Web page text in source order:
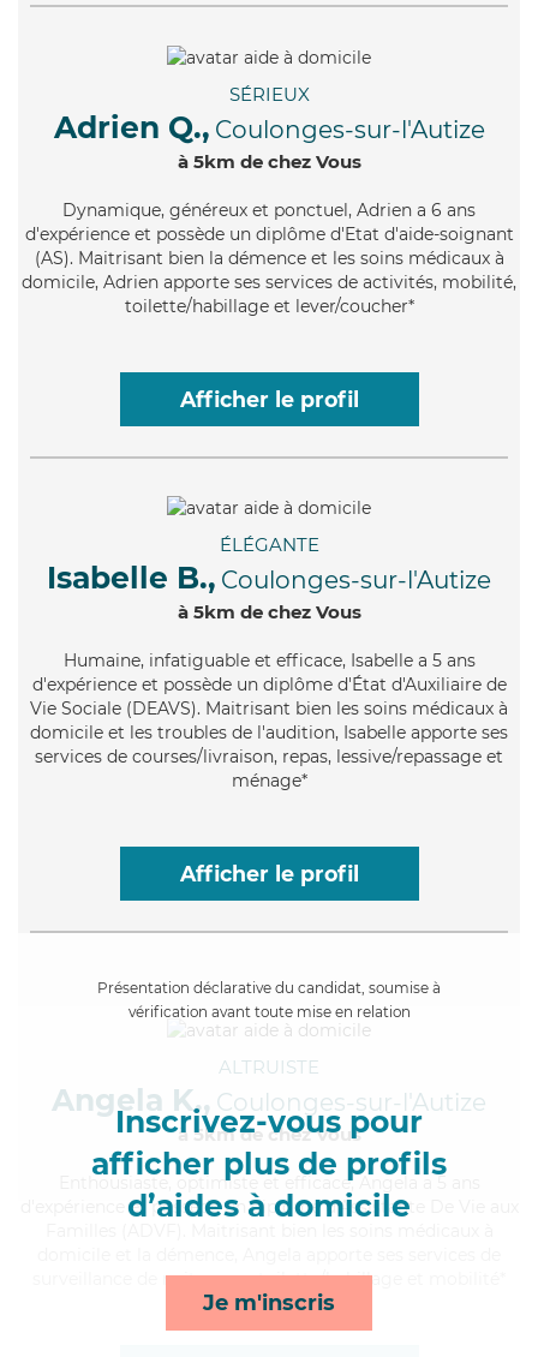
SÉRIEUX
Adrien Q., Coulonges-sur-l'Autize
à 5km de chez Vous
Dynamique, généreux et ponctuel, Adrien a 6 ans
d'expérience et possède un diplôme d'Etat d'aide-soignant
(AS). Maitrisant bien la démence et les soins médicaux à
domicile, Adrien apporte ses services de activités, mobilité,
toilette/habillage et lever/coucher*
Afficher le profil
ÉLÉGANTE
Isabelle B., Coulonges-sur-l'Autize
à 5km de chez Vous
Humaine, infatiguable et efficace, Isabelle a 5 ans
d'expérience et possède un diplôme d'État d'Auxiliaire de
Vie Sociale (DEAVS). Maitrisant bien les soins médicaux à
domicile et les troubles de l'audition, Isabelle apporte ses
services de courses/livraison, repas, lessive/repassage et
ménage*
Afficher le profil
Présentation déclarative du candidat, soumise à
vérification avant toute mise en relation
Inscrivez-vous pour
afficher plus de profils
d’aides à domicile
Je m'inscris
ALTRUISTE
Angela K., Coulonges-sur-l'Autize
à 5km de chez Vous
, optimiste et efficace, Angela a 5 ans
d'expérience et possède un diplôme d'Assistante De Vie aux
surveillance de nuit, repas, toilette/habillage et mobilité*